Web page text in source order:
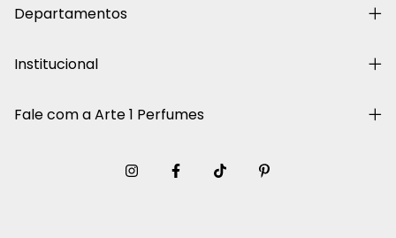
Departamentos
Institucional
Fale com a Arte 1 Perfumes